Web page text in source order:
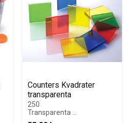
Counters Kvadrater
transparenta
250
Transparenta
plastmarker